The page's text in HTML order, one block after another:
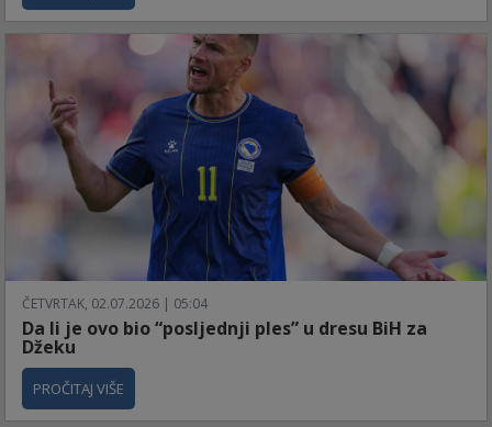
ČETVRTAK, 02.07.2026 | 05:04
Da li je ovo bio “posljednji ples” u dresu BiH za
Džeku
PROČITAJ VIŠE